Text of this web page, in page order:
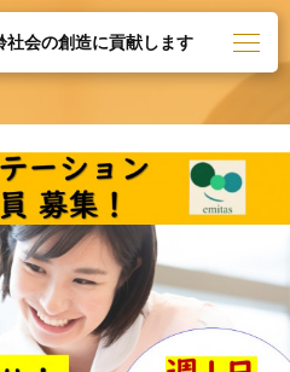
社会の創造に貢献します